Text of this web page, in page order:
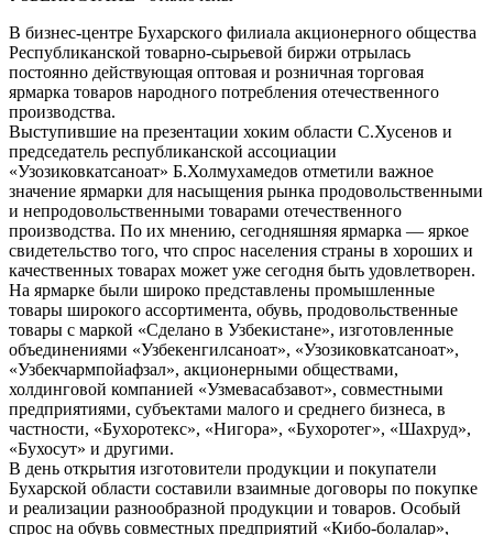
В бизнес-центре Бухарского филиала акционерного общества
Республиканской товарно-сырьевой биржи отрылась
постоянно действующая оптовая и розничная торговая
ярмарка товаров народного потребления отечественного
производства.
Выступившие на презентации хоким области С.Хусенов и
председатель республиканской ассоциации
«Узозиковкатсаноат» Б.Холмухамедов отметили важное
значение ярмарки для насыщения рынка продовольственными
и непродовольственными товарами отечественного
производства. По их мнению, сегодняшняя ярмарка — яркое
свидетельство того, что спрос населения страны в хороших и
качественных товарах может уже сегодня быть удовлетворен.
На ярмарке были широко представлены промышленные
товары широкого ассортимента, обувь, продовольственные
товары с маркой «Сделано в Узбекистане», изготовленные
объединениями «Узбекенгилсаноат», «Узозиковкатсаноат»,
«Узбекчармпойафзал», акционерными обществами,
холдинговой компанией «Узмевасабзавот», совместными
предприятиями, субъектами малого и среднего бизнеса, в
частности, «Бухоротекс», «Нигора», «Бухоротег», «Шахруд»,
«Бухосут» и другими.
В день открытия изготовители продукции и покупатели
Бухарской области составили взаимные договоры по покупке
и реализации разнообразной продукции и товаров. Особый
спрос на обувь совместных предприятий «Кибо-болалар»,